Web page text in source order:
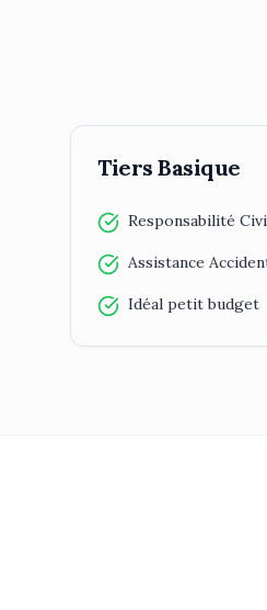
Tiers Basique
Responsabilité
Assistance
Idéal petit budget